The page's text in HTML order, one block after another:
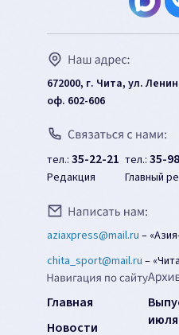
672000, г. Чита, ул.
оф. 602-606
тел.: 35-22-21
Редакция
тел.: 35-
Главный
aziaxpress@mail.ru –
chita_sport@mail.ru –
Главная
Новости
июля